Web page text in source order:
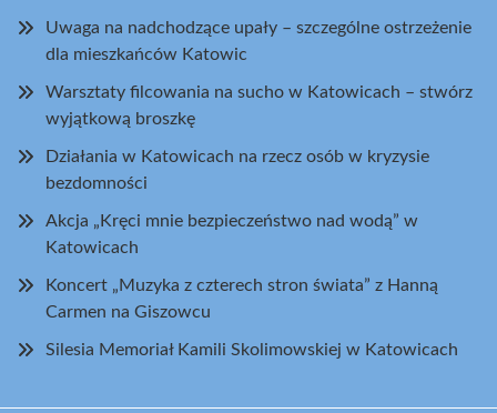
Uwaga na nadchodzące upały – szczególne ostrzeżenie
dla mieszkańców Katowic
Warsztaty filcowania na sucho w Katowicach – stwórz
wyjątkową broszkę
Działania w Katowicach na rzecz osób w kryzysie
bezdomności
Akcja „Kręci mnie bezpieczeństwo nad wodą” w
Katowicach
Koncert „Muzyka z czterech stron świata” z Hanną
Carmen na Giszowcu
Silesia Memoriał Kamili Skolimowskiej w Katowicach